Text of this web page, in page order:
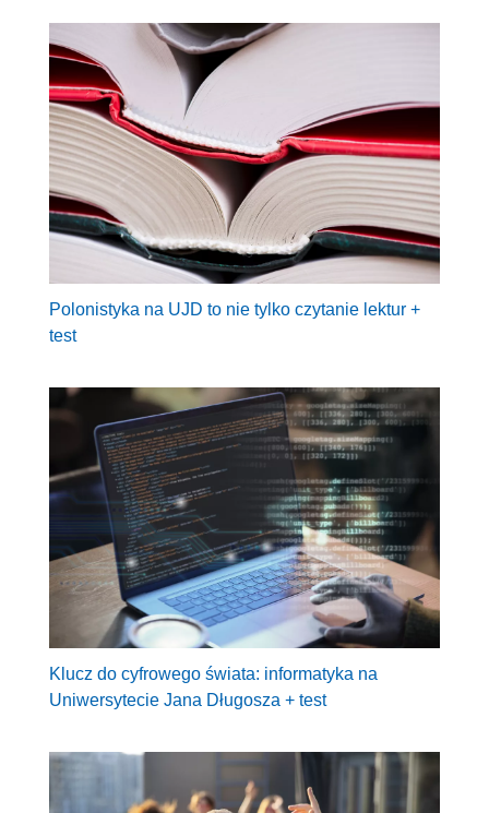
Polonistyka na UJD to nie tylko czytanie lektur +
test
Klucz do cyfrowego świata: informatyka na
Uniwersytecie Jana Długosza + test